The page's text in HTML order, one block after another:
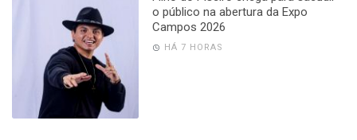
o público na abertura da Expo
Campos 2026
HÁ 7 HORAS